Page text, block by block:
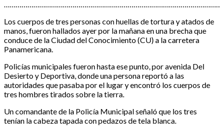
Los cuerpos de tres personas con huellas de tortura y atados de
manos, fueron hallados ayer por la mañana en una brecha que
conduce de la Ciudad del Conocimiento (CU) a la carretera
Panamericana.
Policías municipales fueron hasta ese punto, por avenida Del
Desierto y Deportiva, donde una persona reportó a las
autoridades que pasaba por el lugar y encontró los cuerpos de
tres hombres tirados sobre la tierra.
Un comandante de la Policía Municipal señaló que los tres
tenían la cabeza tapada con pedazos de tela blanca.